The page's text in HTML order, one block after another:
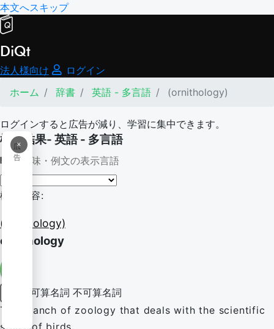
本文へスキップ
DiQt
法人様向け
ログイン
ホーム
辞書 英語 - 多言語 (ornithology)
ログインすると広告が減り、学習に集中できます。
×
広
告
検索結果- 英語 - 多言語
意味・例文の表示言語
検索内容:
(ornithology)
ornithology
可算名詞 不可算名詞
The branch of zoology that deals with the scientific
study of birds.